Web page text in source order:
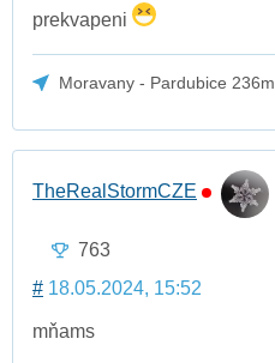
prekvapeni
Moravany - Pardubice 236m
TheRealStormCZE
763
# 18.05.2024, 15:52
mňams